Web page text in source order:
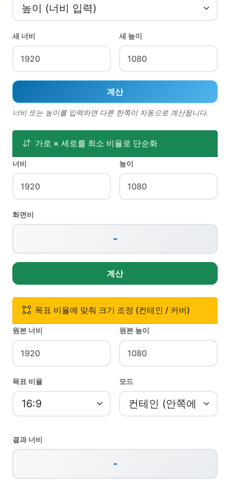
새 너비 새 높이
계산
너비 또는 높이를 입력하면 다른 한쪽이 자동으로 계산됩니다.
가로 × 세로를 최소 비율로 단순화
너비 높이
화면비
-
계산
목표 비율에 맞춰 크기 조정 (컨테인 / 커버)
원본 너비 원본 높이
목표 비율 모드
결과 너비
-